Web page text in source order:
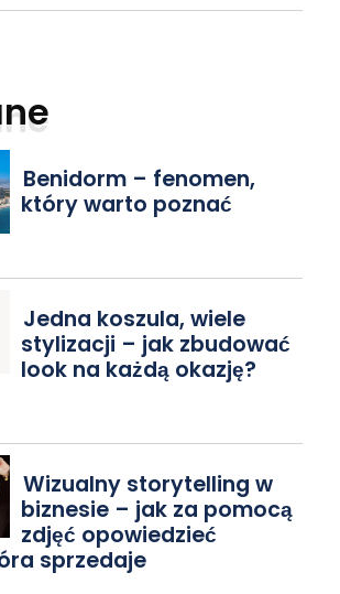
Benidorm – fenomen,
który warto poznać
Jedna koszula, wiele
stylizacji – jak zbudować
look na każdą okazję?
Wizualny storytelling w
biznesie – jak za pomocą
zdjęć opowiedzieć
sprzedaje